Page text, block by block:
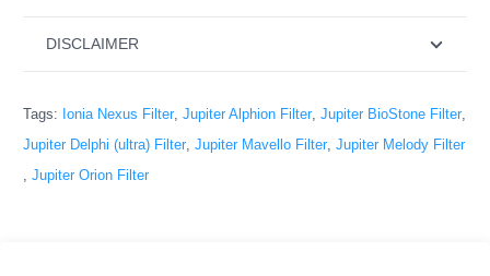
DISCLAIMER
Tags: Ionia Nexus Filter, Jupiter Alphion Filter, Jupiter BioStone Filter,
Jupiter Delphi (ultra) Filter, Jupiter Mavello Filter, Jupiter Melody Filter
, Jupiter Orion Filter